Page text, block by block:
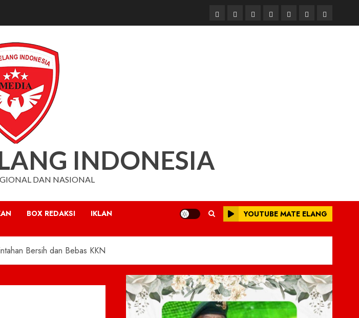
BerandaNasionalDaerahHukum
dan
Pendidikan
Box
Redaksi
Iklan
INDONESIA
DAN NASIONAL
BOX REDAKSI IKLAN YOUTUBE MATE ELANG
Bersih dan Bebas KKN